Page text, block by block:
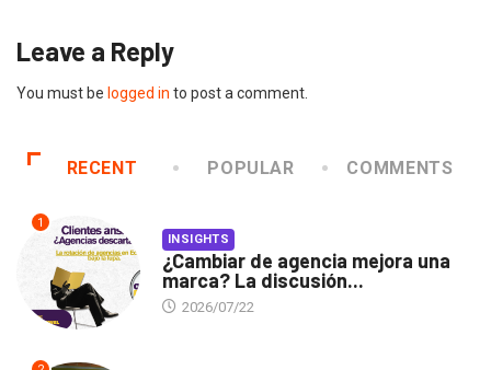
Leave a Reply
You must be logged in to post a comment.
RECENT POPULAR COMMENTS
1
INSIGHTS
¿Cambiar de agencia mejora una
marca? La discusión...
2026/07/22